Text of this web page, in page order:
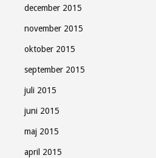
december 2015
november 2015
oktober 2015
september 2015
juli 2015
juni 2015
maj 2015
april 2015